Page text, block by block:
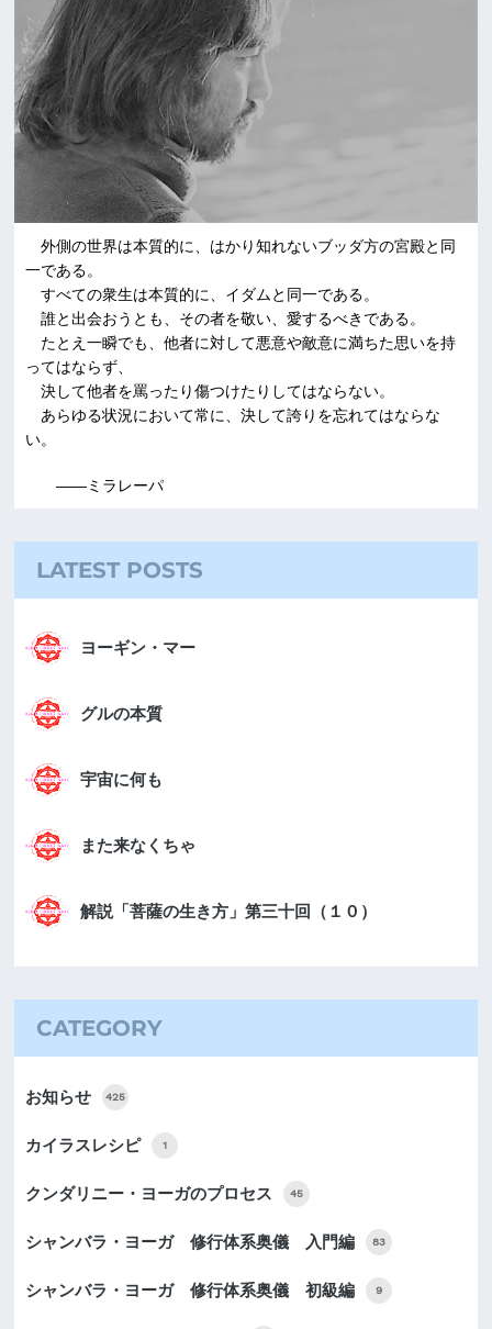
外側の世界は本質的に、はかり知れないブッダ方の宮殿と同
一である。
すべての衆生は本質的に、イダムと同一である。
誰と出会おうとも、その者を敬い、愛するべきである。
たとえ一瞬でも、他者に対して悪意や敵意に満ちた思いを持
ってはならず、
決して他者を罵ったり傷つけたりしてはならない。
あらゆる状況において常に、決して誇りを忘れてはならな
い。
――ミラレーパ
LATEST POSTS
ヨーギン・マー
グルの本質
宇宙に何も
また来なくちゃ
解説「菩薩の生き方」第三十回（１０）
CATEGORY
お知らせ 425
カイラスレシピ 1
クンダリニー・ヨーガのプロセス 45
シャンバラ・ヨーガ 修行体系奥儀 入門編 83
シャンバラ・ヨーガ 修行体系奥儀 初級編 9